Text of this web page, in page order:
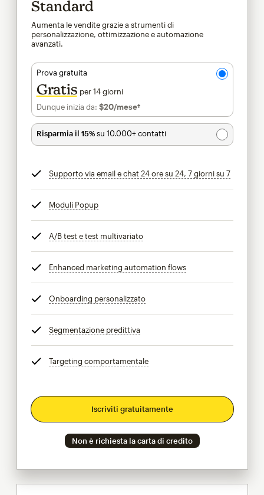
Standard
Aumenta le vendite grazie a strumenti di
personalizzazione, ottimizzazione e automazione
avanzati.
Prova gratuita
Gratis per 14 giorni
Dunque inizia da: $20/mese†al mese†
Risparmia il 15%su 10.000+ contatti
Supporto via email e chat 24 ore su 24, 7 giorni su 7tooltip
Moduli Popuptooltip
A/B test e test multivariatotooltip
Enhanced marketing automation flowstooltip
Onboarding personalizzatotooltip
Segmentazione predittiva
Targeting comportamentaletooltip
Iscriviti gratuitamente
Non è richiesta la carta di credito